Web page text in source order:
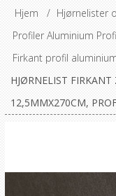
Hjem / Hjørnelister
Profiler Aluminium
Firkant profil
HJØRNELIST
12,5MMX270CM,